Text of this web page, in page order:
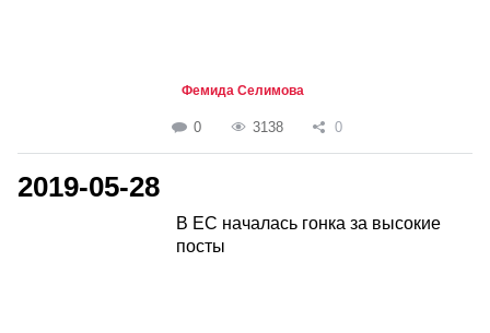
Фемида Селимова
0 3138 0
2019-05-28
В ЕС началась гонка за высокие
посты